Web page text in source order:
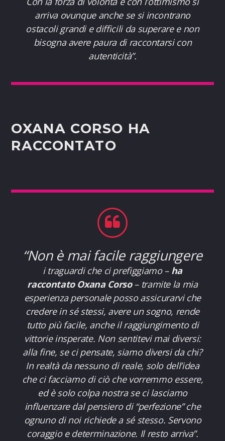
arriva ovunque anche se si incontrano
ostacoli grandi e difficili da superare e non
bisogna avere paura di raccontarsi con
autenticità”.
OXANA CORSO HA
RACCONTATO
“Non è mai facile raggiungere
i traguardi che ci prefiggiamo – ha
raccontato Oxana Corso– tramite la mia
esperienza personale posso assicurarvi che
credere in sé stessi, avere un sogno, rende
tutto più facile, anche il raggiungimento di
vittorie insperate. Non sentitevi mai diversi:
alla fine, se ci pensate, siamo diversi da chi?
In realtà da nessuno di reale, solo dell’idea
che ci facciamo di ciò che vorremmo essere,
ed è solo colpa nostra se ci lasciamo
influenzare dal pensiero di “perfezione” che
ognuno di noi richiede a sé stesso. Servono
coraggio e determinazione. Il resto arriva”.